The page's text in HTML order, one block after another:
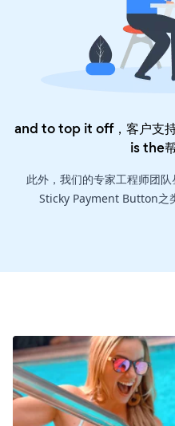
and to top it off，客户支
is the
此外，我们的专家工程师团
Sticky Payment Button之